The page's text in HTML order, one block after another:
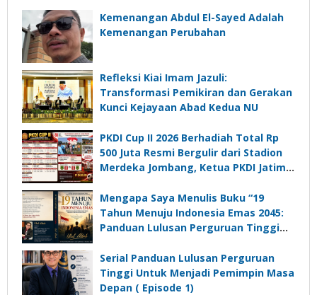
Kemenangan Abdul El-Sayed Adalah
Kemenangan Perubahan
Refleksi Kiai Imam Jazuli:
Transformasi Pemikiran dan Gerakan
Kunci Kejayaan Abad Kedua NU
PKDI Cup II 2026 Berhadiah Total Rp
500 Juta Resmi Bergulir dari Stadion
Merdeka Jombang, Ketua PKDI Jatim:
Komunikasi Kades untuk Memajukan
Desa
Mengapa Saya Menulis Buku “19
Tahun Menuju Indonesia Emas 2045:
Panduan Lulusan Perguruan Tinggi
Depan”?
Serial Panduan Lulusan Perguruan
Tinggi Untuk Menjadi Pemimpin Masa
Depan ( Episode 1)